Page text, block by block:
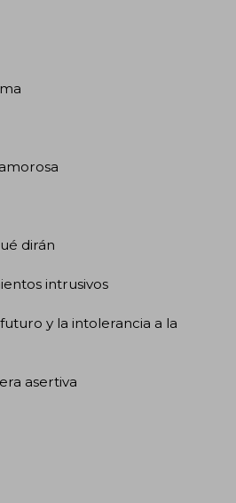
dirán
intrusivos
y la intolerancia a la
asertiva